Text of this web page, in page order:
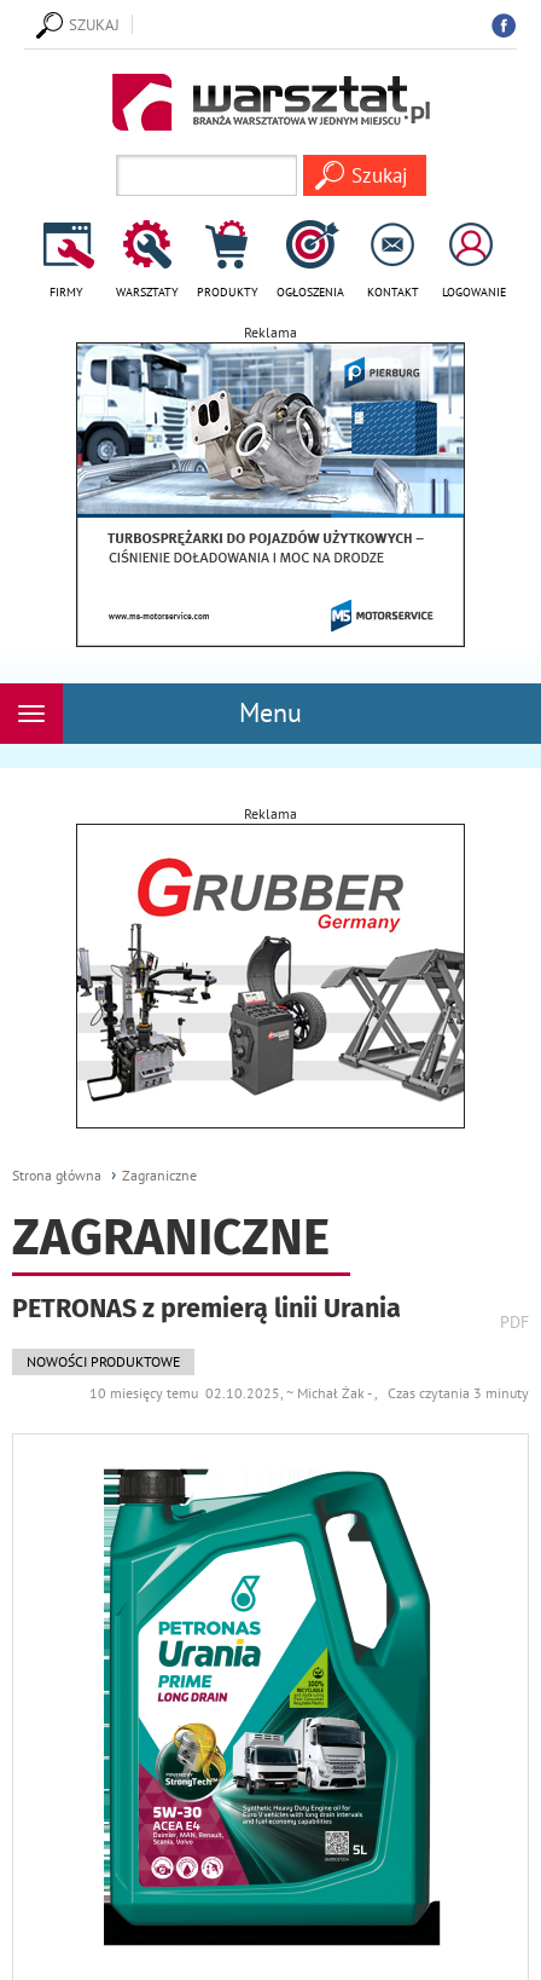
SZUKAJ
FIRMY WARSZTATY PRODUKTY OGŁOSZENIA KONTAKT LOGOWANIE
Reklama
Menu
Rozwiń
Reklama
Strona główna Zagraniczne
ZAGRANICZNE
PETRONAS z premierą linii Urania PDF
NOWOŚCI PRODUKTOWE
10 miesięcy temu 02.10.2025, ~ Michał Żak - , Czas czytania 3 minuty